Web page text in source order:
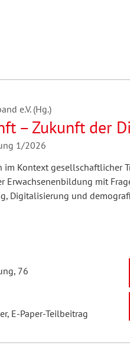
e.V. (Hg.)
– Zukunft der
1/2026
im Kontext gesellschaftlicher
Erwachsenenbildung mit
Digitalisierung und
76
E-Paper-Teilbeitrag